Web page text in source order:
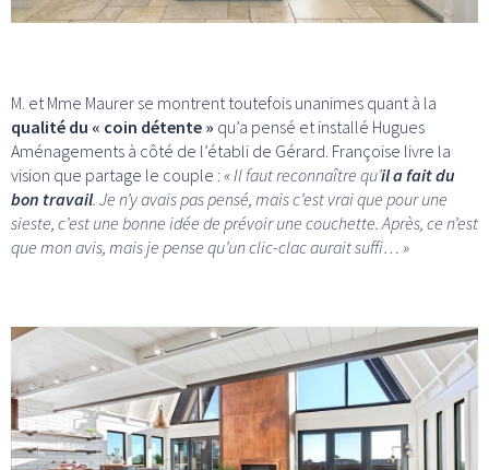
M. et Mme Maurer se montrent toutefois unanimes quant à la
qualité du « coin détente » qu’a pensé et installé Hugues
Aménagements à côté de l’établi de Gérard. Françoise livre la
vision que partage le couple : « Il faut reconnaître qu’il a fait du
bon travail. Je n’y avais pas pensé, mais c’est vrai que pour une
sieste, c’est une bonne idée de prévoir une couchette. Après, ce n’est
que mon avis, mais je pense qu’un clic-clac aurait suffi… »